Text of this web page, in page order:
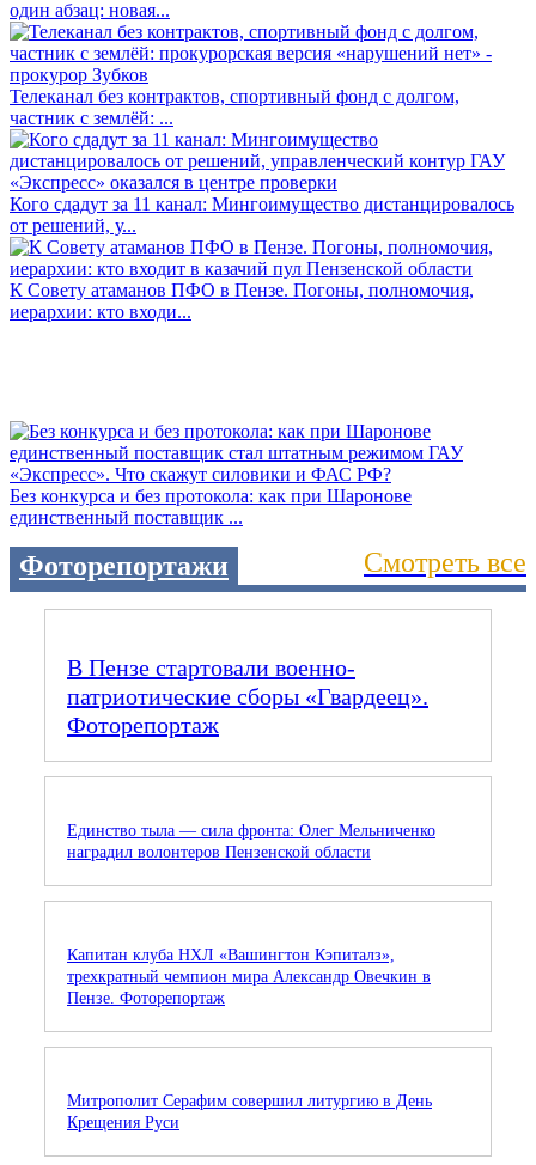
один абзац: новая...
Телеканал без контрактов, спортивный фонд с долгом,
частник с землёй: ...
Кого сдадут за 11 канал: Мингоимущество дистанцировалось
от решений, у...
К Совету атаманов ПФО в Пензе. Погоны, полномочия,
иерархии: кто входи...
Без конкурса и без протокола: как при Шаронове
единственный поставщик ...
Фоторепортажи Смотреть все
В Пензе стартовали военно-
патриотические сборы «Гвардеец».
Фоторепортаж
Единство тыла — сила фронта: Олег Мельниченко
наградил волонтеров Пензенской области
Капитан клуба НХЛ «Вашингтон Кэпиталз»,
трехкратный чемпион мира Александр Овечкин в
Пензе. Фоторепортаж
Митрополит Серафим совершил литургию в День
Крещения Руси